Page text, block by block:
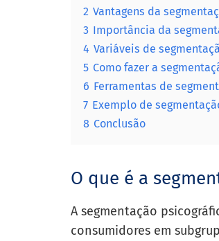
2 Vantagens da
3 Importância da
4 Variáveis de
5 Como fazer a
6 Ferramentas de
7 Exemplo de
8 Conclusão
O que é a
A segmentação
consumidores em